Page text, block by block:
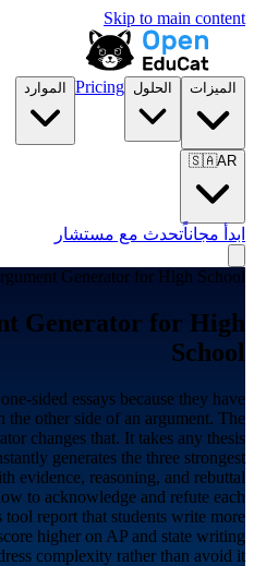
Skip to main content
الميزات الحلول Pricing الموارد
🇸🇦AR
ابدأ مجاناًتحدث مع مستشار
Generator for High School
Generator for High
School
sided essays because they have
the other side of an argument. The
changes that. It takes any thesis
generates the three strongest
evidence, reasoning, and rebuttal
to acknowledge and refute each
report that students write more
higher on AP and state writing
complexity rather than avoid it.